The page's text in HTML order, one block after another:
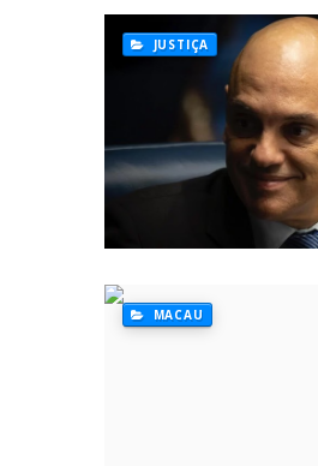
JUSTIÇA
MACAU